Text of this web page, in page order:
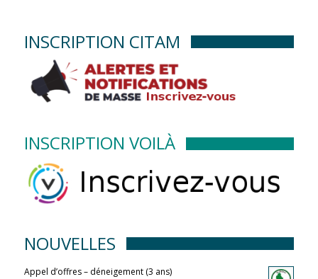
INSCRIPTION CITAM
INSCRIPTION VOILÀ
NOUVELLES
Appel d’offres – déneigement (3 ans)